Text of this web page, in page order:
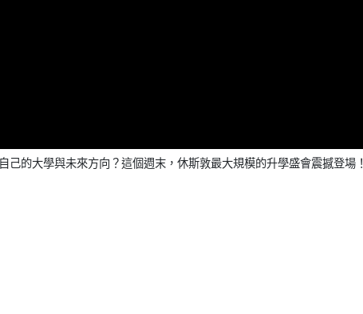
己的大學與未來方向？這個週末，休斯敦最大規模的升學盛會震撼登場！